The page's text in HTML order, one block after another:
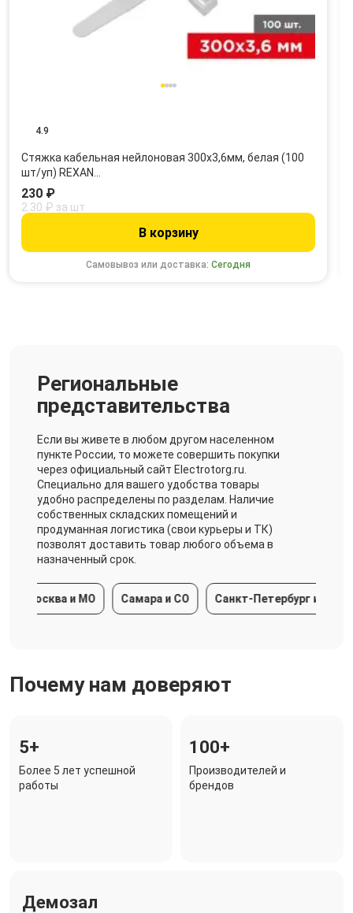
4.9
Стяжка кабельная нейлоновая 300x3,6мм, белая (100
шт/уп) REXAN…
Самовывоз или доставка:Сегодня
230 ₽
2.30 ₽ за шт
В корзину
Региональные
представительства
Если вы живете в любом другом населенном
пункте России, то можете совершить покупки
через официальный сайт Electrotorg.ru.
Специально для вашего удобства товары
удобно распределены по разделам. Наличие
собственных складских помещений и
продуманная логистика (свои курьеры и ТК)
позволят доставить товар любого объема в
назначенный срок.
Москва и МО Самара и СО Санкт-Петербург и ЛО
Почему нам доверяют
5+
Более 5 лет успешной
работы
100+
Производителей и
брендов
Демозал